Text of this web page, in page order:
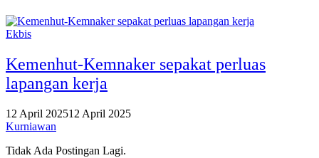
Ekbis
Kemenhut-Kemnaker sepakat perluas
lapangan kerja
12 April 202512 April 2025
Kurniawan
Tidak Ada Postingan Lagi.